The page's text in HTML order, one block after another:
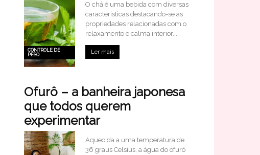
CONTROLE DE
PESO
O chá é uma bebida com diversas
caracteristicas destacando-se as
propriedades relacionadas com o
relaxamento e calma interior...
Ler mais
Ofurô – a banheira japonesa
que todos querem
experimentar
Aquecida a uma temperatura de
36 graus Celsius, a água do ofurô